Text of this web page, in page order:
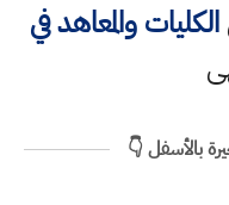
الكليات والمعاهد في
بالأسفل 👇